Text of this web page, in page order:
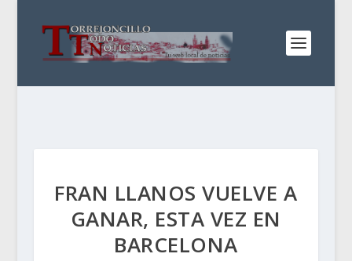
FRAN LLANOS VUELVE A
GANAR, ESTA VEZ EN
BARCELONA